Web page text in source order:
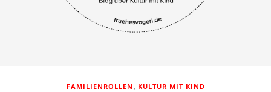
FAMILIENROLLEN , KULTUR MIT KIND